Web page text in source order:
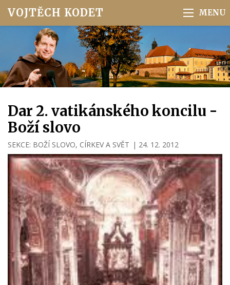
VOJTĚCH KODET
Dar 2. vatikánského koncilu -
Boží slovo
SEKCE: BOŽÍ SLOVO, CÍRKEV A SVĚT | 24. 12. 2012